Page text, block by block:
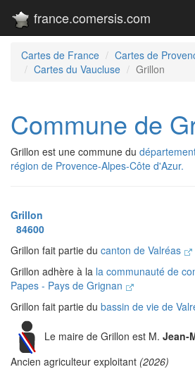
france.comersis.com
Cartes de France
Cartes de
Cartes du Vaucluse
Grillon
Commune de
Grillon est une commune du
région de Provence-Alpes-Côte d'Azur.
Grillon
84600
Grillon fait partie du canton de Valréas
Grillon adhère à la la communauté de
Papes - Pays de Grignan
Grillon fait partie du bassin de vie de
Le maire de Grillon est M. Jean-
Ancien agriculteur exploitant (2026)